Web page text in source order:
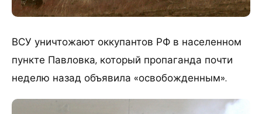
ВСУ уничтожают оккупантов РФ в населенном
пункте Павловка, который пропаганда почти
неделю назад объявила «освобожденным».